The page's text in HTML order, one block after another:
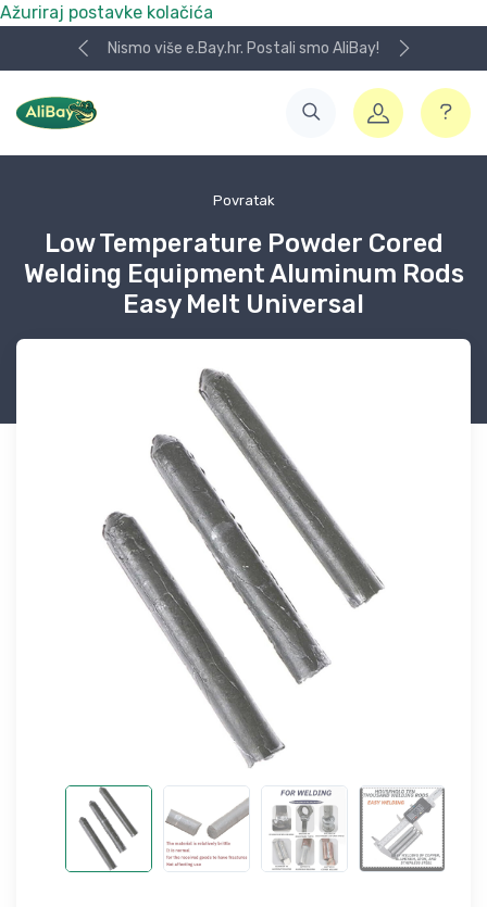
Ažuriraj postavke kolačića
Nismo više e.Bay.hr. Postali smo AliBay!
Povratak
Low Temperature Powder Cored
Welding Equipment Aluminum Rods
Easy Melt Universal